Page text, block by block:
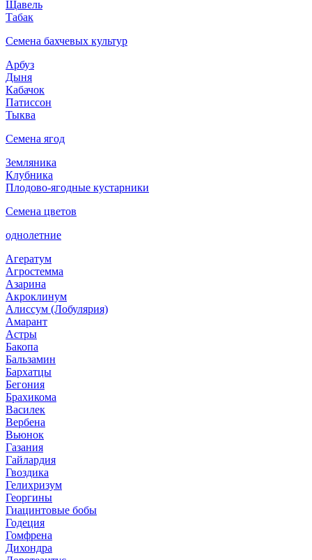
Щавель
Табак
Семена бахчевых культур
Арбуз
Дыня
Кабачок
Патиссон
Тыква
Семена ягод
Земляника
Клубника
Плодово-ягодные кустарники
Семена цветов
однолетние
Агератум
Агростемма
Азарина
Акроклинум
Алиссум (Лобулярия)
Амарант
Астры
Бакопа
Бальзамин
Бархатцы
Бегония
Брахикома
Василек
Вербена
Вьюнок
Газания
Гайлардия
Гвоздика
Гелихризум
Георгины
Гиацинтовые бобы
Годеция
Гомфрена
Дихондра